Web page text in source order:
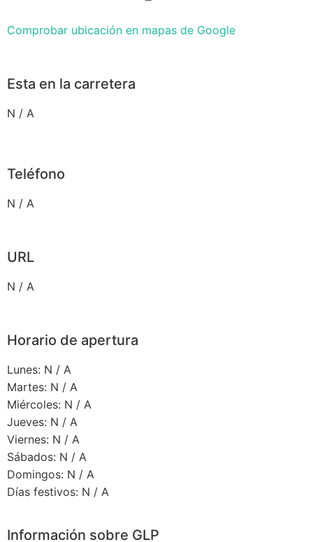
Comprobar ubicación en mapas de Google
Esta en la carretera
N / A
Teléfono
N / A
URL
N / A
Horario de apertura
Lunes: N / A
Martes: N / A
Miércoles: N / A
Jueves: N / A
Viernes: N / A
Sábados: N / A
Domingos: N / A
Días festivos: N / A
Información sobre GLP